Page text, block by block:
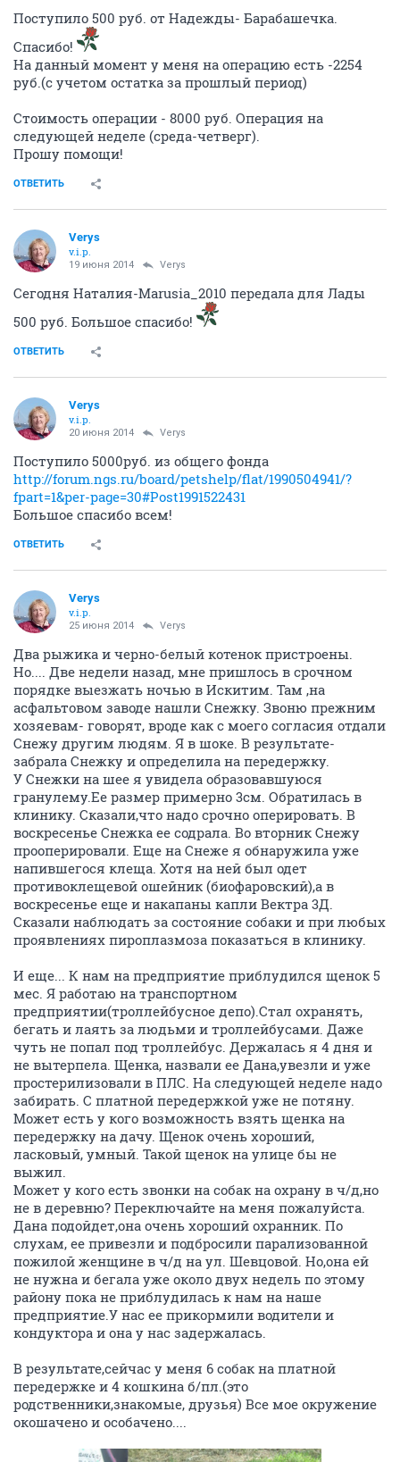
Поступило 500 руб. от Надежды- Барабашечка.
Спасибо!
На данный момент у меня на операцию есть -2254
руб.(с учетом остатка за прошлый период)
Стоимость операции - 8000 руб. Операция на
следующей неделе (среда-четверг).
Прошу помощи!
ОТВЕТИТЬ
Verys
v.i.p.
19 июня 2014 Verys
Сегодня Наталия-Marusia_2010 передала для Лады
500 руб. Большое спасибо!
ОТВЕТИТЬ
Verys
v.i.p.
20 июня 2014 Verys
Поступило 5000руб. из общего фонда
http://forum.ngs.ru/board/petshelp/flat/1990504941/?
fpart=1&per-page=30#Post1991522431
Большое спасибо всем!
ОТВЕТИТЬ
Verys
v.i.p.
25 июня 2014 Verys
Два рыжика и черно-белый котенок пристроены.
Но.... Две недели назад, мне пришлось в срочном
порядке выезжать ночью в Искитим. Там ,на
асфальтовом заводе нашли Снежку. Звоню прежним
хозяевам- говорят, вроде как с моего согласия отдали
Снежу другим людям. Я в шоке. В результате-
забрала Снежку и определила на передержку.
У Снежки на шее я увидела образовавшуюся
гранулему.Ее размер примерно 3см. Обратилась в
клинику. Сказали,что надо срочно оперировать. В
воскресенье Снежка ее содрала. Во вторник Снежу
прооперировали. Еще на Снеже я обнаружила уже
напившегося клеща. Хотя на ней был одет
противоклещевой ошейник (биофаровский),а в
воскресенье еще и накапаны капли Вектра 3Д.
Сказали наблюдать за состояние собаки и при любых
проявлениях пироплазмоза показаться в клинику.
И еще... К нам на предприятие приблудился щенок 5
мес. Я работаю на транспортном
предприятии(троллейбусное депо).Стал охранять,
бегать и лаять за людьми и троллейбусами. Даже
чуть не попал под троллейбус. Держалась я 4 дня и
не вытерпела. Щенка, назвали ее Дана,увезли и уже
простерилизовали в ПЛС. На следующей неделе надо
забирать. С платной передержкой уже не потяну.
Может есть у кого возможность взять щенка на
передержку на дачу. Щенок очень хороший,
ласковый, умный. Такой щенок на улице бы не
выжил.
Может у кого есть звонки на собак на охрану в ч/д,но
не в деревню? Переключайте на меня пожалуйста.
Дана подойдет,она очень хороший охранник. По
слухам, ее привезли и подбросили парализованной
пожилой женщине в ч/д на ул. Шевцовой. Но,она ей
не нужна и бегала уже около двух недель по этому
району пока не приблудилась к нам на наше
предприятие.У нас ее прикормили водители и
кондуктора и она у нас задержалась.
В результате,сейчас у меня 6 собак на платной
передержке и 4 кошкина б/пл.(это
родственники,знакомые, друзья) Все мое окружение
окошачено и особачено....